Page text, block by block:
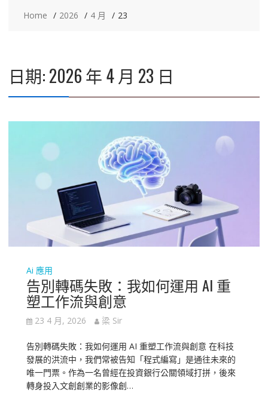
Home 2026 4 月 23
日期:2026 年 4 月 23 日
Ai 應用
告別轉碼失敗：我如何運用 AI 重
塑工作流與創意
23 4 月, 2026 梁 Sir
告別轉碼失敗：我如何運用 AI 重塑工作流與創意 在科技
發展的洪流中，我們常被告知「程式編寫」是通往未來的
唯一門票。作為一名曾經在投資銀行公關領域打拼，後來
轉身投入文創創業的影像創…